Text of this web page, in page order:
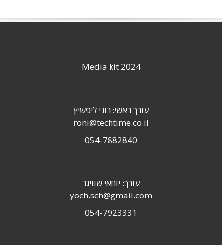
Media kit 2024
עורך ראשי: רוני ליפשיץ
roni@techtime.co.il
054-7882840
עורך: יוחאי שוויגר
yoch.sch@gmail.com
054-7923331